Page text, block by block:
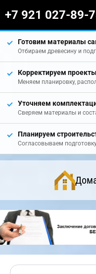
+7 921 027-89-
Готовим материалы
Отбираем древесину и
Корректируем проекты
Меняем планировку,
Уточняем
Сверяем материалы и
Планируем
Согласовываем